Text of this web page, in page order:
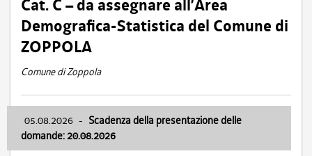
Cat. C – da assegnare all’Area
Demografica-Statistica del Comune di
ZOPPOLA
Comune di Zoppola
05.08.2026 - Scadenza della presentazione delle
domande: 20.08.2026